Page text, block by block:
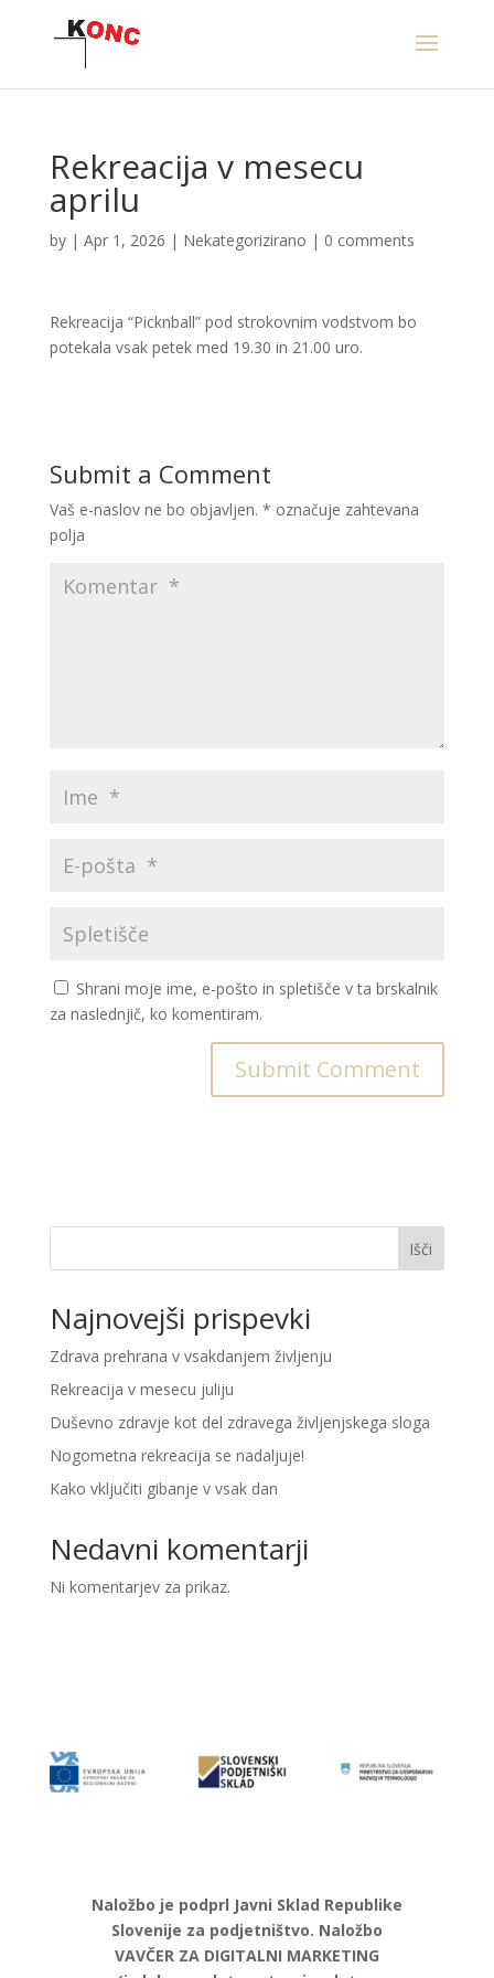
Rekreacija v mesecu
aprilu
by | Apr 1, 2026 | Nekategorizirano | 0 comments
Rekreacija “Picknball” pod strokovnim vodstvom bo
potekala vsak petek med 19.30 in 21.00 uro.
Submit a Comment
Vaš e-naslov ne bo objavljen. * označuje zahtevana
polja
Shrani moje ime, e-pošto in spletišče v ta brskalnik
za naslednjič, ko komentiram.
Išči
Najnovejši prispevki
Zdrava prehrana v vsakdanjem življenju
Rekreacija v mesecu juliju
Duševno zdravje kot del zdravega življenjskega sloga
Nogometna rekreacija se nadaljuje!
Kako vključiti gibanje v vsak dan
Nedavni komentarji
Ni komentarjev za prikaz.
Naložbo je podprl Javni Sklad Republike
Slovenije za podjetništvo. Naložbo
VAVČER ZA DIGITALNI MARKETING